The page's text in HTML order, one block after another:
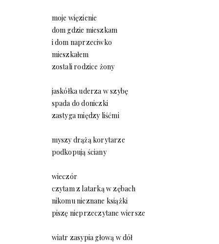
moje więzienie
dom gdzie mieszkam
i dom naprzeciwko
mieszkałem
zostali rodzice żony
jaskółka uderza w szybę
spada do doniczki
zastyga między liśćmi
myszy drążą korytarze
podkopują ściany
wieczór
czytam z latarką w zębach
nikomu nieznane książki
piszę nieprzeczytane wiersze
wiatr zasypia głową w dół